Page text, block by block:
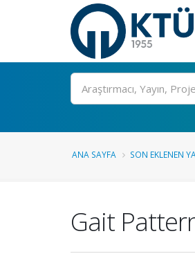
Ara
ANA SAYFA SON EKLENEN
Gait